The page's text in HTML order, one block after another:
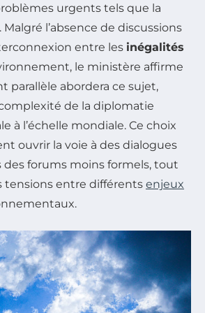
urgents tels que la
l’absence de discussions
entre les inégalités
le ministère affirme
parallèle abordera ce sujet,
de la diplomatie
à l’échelle mondiale. Ce choix
ouvrir la voie à des dialogues
des forums moins formels, tout
tensions entre différents enjeux